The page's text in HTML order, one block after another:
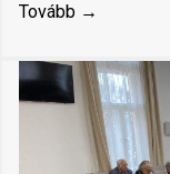
Tovább →